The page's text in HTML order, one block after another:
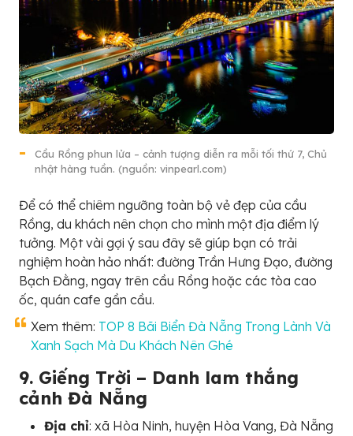
Cầu Rồng phun lửa – cảnh tượng diễn ra mỗi tối thứ 7, Chủ
nhật hàng tuần. (nguồn: vinpearl.com)
Để có thể chiêm ngưỡng toàn bộ vẻ đẹp của cầu
Rồng, du khách nên chọn cho mình một địa điểm lý
tưởng. Một vài gợi ý sau đây sẽ giúp bạn có trải
nghiệm hoàn hảo nhất: đường Trần Hưng Đạo, đường
Bạch Đằng, ngay trên cầu Rồng hoặc các tòa cao
ốc, quán cafe gần cầu.
Xem thêm: TOP 8 Bãi Biển Đà Nẵng Trong Lành Và
Xanh Sạch Mà Du Khách Nên Ghé
9. Giếng Trời – Danh lam thắng
cảnh Đà Nẵng
Địa chỉ: xã Hòa Ninh, huyện Hòa Vang, Đà Nẵng